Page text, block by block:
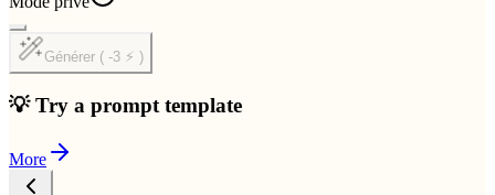
Générer ( -3 ⚡ )
💡 Try a prompt template
More